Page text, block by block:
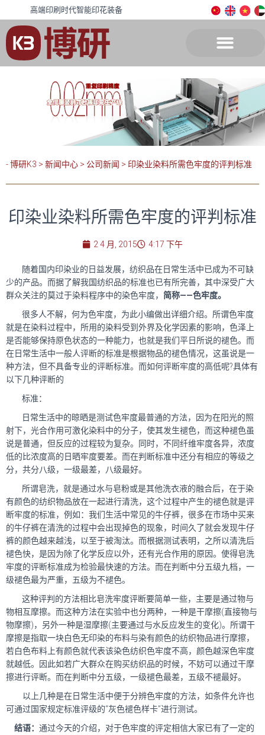
高端印刷时代智能印花装备
- 博研K3 > 新闻中心 > 公司新闻 > 印染业染料所需色牢度的评判标准
印染业染料所需色牢度的评判标准
2 4 月, 2015 4:17 下午
随着国内印染业的日益发展，纺织品在日常生活中已成为不可缺
少的产品。而据了解我国纺织品的标准也已有所完善，其中深受广大
群众关注的莫过于染料程序中的染色牢度， 简称——色牢度。
很多人不解，何为色牢度，为此小编做出详细介绍。所谓色牢度
就是在染料过程中，所用的染料受到外界及化学因素的影响，色泽上
是否能够保持原色状态的一种能力，也就是我们平日所说的褪色。而
在日常生活中一般人评断的标准是根据物品的褪色情况，这虽说是一
种方法，但不具备专业的评断标准。而如何评断牢度的高低呢?具体有
以下几种评断的
标准：
日常生活中的晾晒是测试色牢度最普通的方法，因为在阳光的照
射下，光合作用可激化染料中的分子，使其发生褪色，而这种褪色虽
说是普通，但反应的过程较为复杂。同时，不同纤维牢度各异，浓度
低的比浓度高的日晒牢度要差。而在判断标准中还分有相应的等级之
分，共分八级，一级最差，八级最好。
所谓皂洗，就是通过水与皂粉或是其他洗衣液的融合后，在于染
有颜色的纺织物品放在一起进行清洗，这个过程中产生的褪色就是评
断牢度的标准，例如：我们生活中常见的牛仔裤，很多在市场中买来
的牛仔裤在清洗的过程中会出现掉色的现象，时间久了就会发现牛仔
裤的颜色越来越浅，以至于被淘汰。而根据测试表明，之所以清洗后
褪色快，是因为除了化学反应以外，还有光合作用的原因。使得皂洗
牢度的评断标准成为检验最快速的方法。而在判断中分五级九档，一
级褪色最为严重，五级为不褪色。
这种评判的方法相比皂洗牢度评断要简单一些，主要是通过物与
物相互摩擦。而这种方法在实验中也分两种，一种是干摩擦(直接物与
物摩擦)，另外一种是湿摩擦(主要通过与水反应发生的变化)。所谓干
摩擦是指取一块白色无印染的布料与染有颜色的纺织物品进行摩擦，
若白色布料上有颜色就代表该染色纺织色牢度不高，颜色越深色牢度
就越低。因此如若广大群众在购买纺织品的时候，不妨可以通过干摩
擦进行评断。而在判断中分五级，一级褪色最差，五级不褪最好。
以上几种是在日常生活中便于分辨色牢度的方法，如条件允许也
可通过国家规定标准评级的“灰色褪色样卡”进行测试。
结语： 通过今天的介绍，对于色牢度的评定相信大家已有了一定的